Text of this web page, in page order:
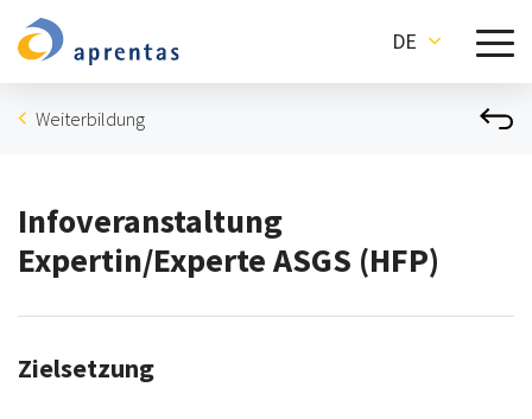
DE
Weiterbildung
Infoveranstaltung
Expertin/Experte ASGS (HFP)
Zielsetzung